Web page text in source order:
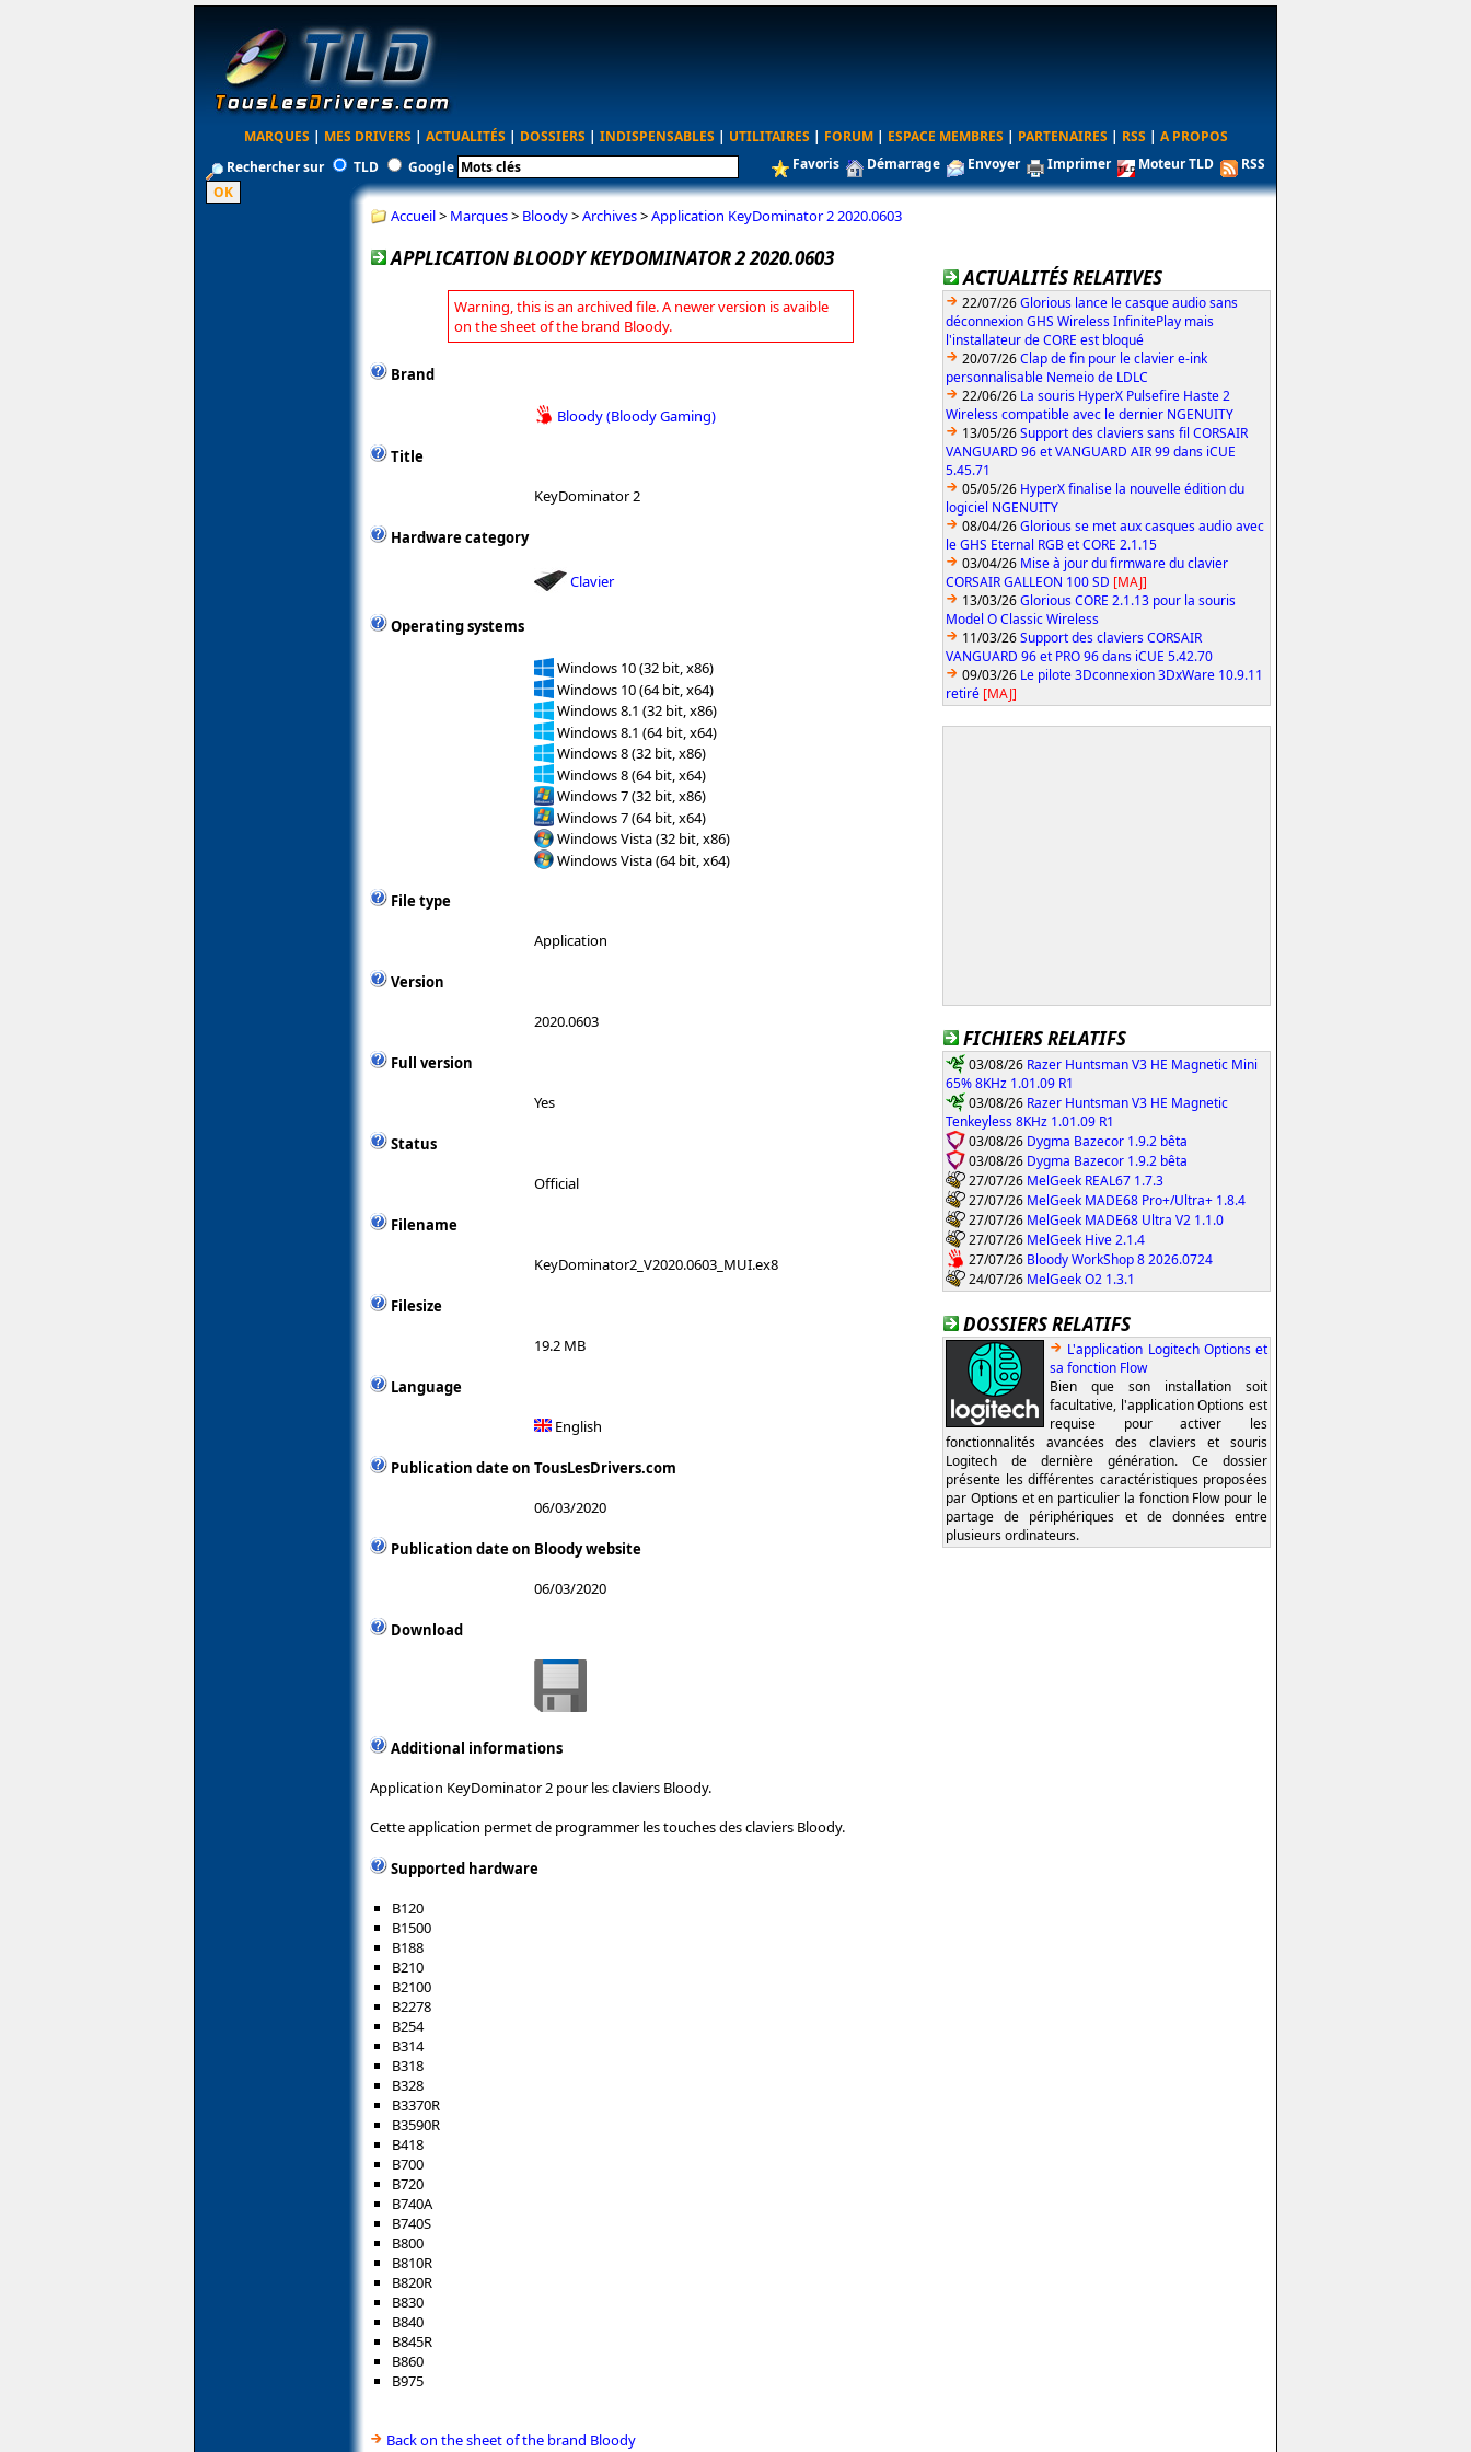
MARQUES | MES DRIVERS | ACTUALITÉS | DOSSIERS | INDISPENSABLES | UTILITAIRES | FORUM | ESPACE MEMBRES | PARTENAIRES | RSS | A PROPOS
Rechercher sur
TLD Google Favoris Démarrage Envoyer Imprimer Moteur TLD RSS
Accueil> Marques> Bloody>Archives>Application KeyDominator 2 2020.0603
APPLICATION BLOODY KEYDOMINATOR 2 2020.0603
Warning, this is an archived file. A newer version is avaible
on the sheet of the brand Bloody.
Brand
Bloody (Bloody Gaming)
Title
KeyDominator 2
Hardware category
Clavier
Operating systems
Windows 10 (32 bit, x86)
Windows 10 (64 bit, x64)
Windows 8.1 (32 bit, x86)
Windows 8.1 (64 bit, x64)
Windows 8 (32 bit, x86)
Windows 8 (64 bit, x64)
Windows 7 (32 bit, x86)
Windows 7 (64 bit, x64)
Windows Vista (32 bit, x86)
Windows Vista (64 bit, x64)
File type
Application
Version
2020.0603
Full version
Yes
Status
Official
Filename
KeyDominator2_V2020.0603_MUI.ex8
Filesize
19.2 MB
Language
English
Publication date on TousLesDrivers.com
06/03/2020
Publication date on Bloody website
06/03/2020
Download
Additional informations
Application KeyDominator 2 pour les claviers Bloody.
Cette application permet de programmer les touches des claviers Bloody.
Supported hardware
B120
B1500
B188
B210
B2100
B2278
B254
B314
B318
B328
B3370R
B3590R
B418
B700
B720
B740A
B740S
B800
B810R
B820R
B830
B840
B845R
B860
B975
Back on the sheet of the brand Bloody
ACTUALITÉS RELATIVES
22/07/26Glorious lance le casque audio sans
déconnexion GHS Wireless InfinitePlay mais
l'installateur de CORE est bloqué
20/07/26Clap de fin pour le clavier e-ink
personnalisable Nemeio de LDLC
22/06/26 La souris HyperX Pulsefire Haste 2
Wireless compatible avec le dernier NGENUITY
13/05/26Support des claviers sans fil CORSAIR
VANGUARD 96 et VANGUARD AIR 99 dans iCUE
5.45.71
05/05/26 HyperX finalise la nouvelle édition du
logiciel NGENUITY
08/04/26Glorious se met aux casques audio avec
le GHS Eternal RGB et CORE 2.1.15
03/04/26 Mise à jour du firmware du clavier
CORSAIR GALLEON 100 SD [MAJ]
13/03/26Glorious CORE 2.1.13 pour la souris
Model O Classic Wireless
11/03/26Support des claviers CORSAIR
VANGUARD 96 et PRO 96 dans iCUE 5.42.70
09/03/26 Le pilote 3Dconnexion 3DxWare 10.9.11
retiré [MAJ]
FICHIERS RELATIFS
03/08/26 Razer Huntsman V3 HE Magnetic Mini
65% 8KHz 1.01.09 R1
03/08/26 Razer Huntsman V3 HE Magnetic
Tenkeyless 8KHz 1.01.09 R1
03/08/26 Dygma Bazecor 1.9.2 bêta
03/08/26 Dygma Bazecor 1.9.2 bêta
27/07/26 MelGeek REAL67 1.7.3
27/07/26 MelGeek MADE68 Pro+/Ultra+ 1.8.4
27/07/26 MelGeek MADE68 Ultra V2 1.1.0
27/07/26 MelGeek Hive 2.1.4
27/07/26 Bloody WorkShop 8 2026.0724
24/07/26 MelGeek O2 1.3.1
DOSSIERS RELATIFS
L'application Logitech Options et
sa fonction Flow
Bien que son installation soit
facultative, l'application Options est
requise pour activer les
fonctionnalités avancées des claviers et souris
Logitech de dernière génération. Ce dossier
présente les différentes caractéristiques proposées
par Options et en particulier la fonction Flow pour le
partage de périphériques et de données entre
plusieurs ordinateurs.